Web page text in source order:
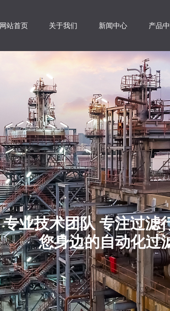
专业技术团队 专注过滤
您身边的自动化过
网站首页 关于我们 新闻中心 产品